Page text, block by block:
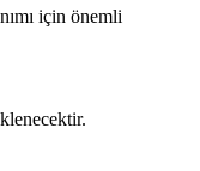
için önemli